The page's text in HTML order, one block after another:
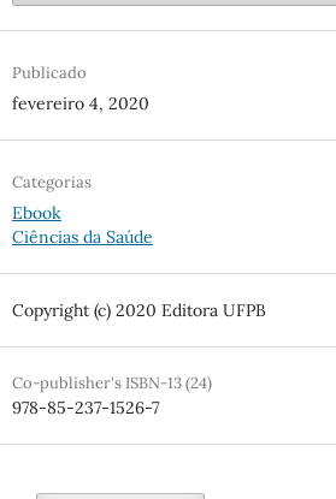
Publicado
fevereiro 4, 2020
Categorias
Ebook
Ciências da Saúde
Copyright (c) 2020 Editora UFPB
Co-publisher's ISBN-13 (24)
978-85-237-1526-7